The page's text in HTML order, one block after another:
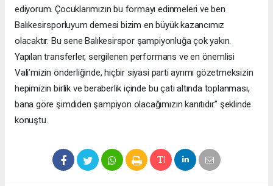
ediyorum. Çocuklarımızın bu formayı edinmeleri ve ben
Balıkesirsporluyum demesi bizim en büyük kazancımız
olacaktır. Bu sene Balıkesirspor şampiyonluğa çok yakın.
Yapılan transferler, sergilenen performans ve en önemlisi
Vali’mizin önderliğinde, hiçbir siyasi parti ayrımı gözetmeksizin
hepimizin birlik ve beraberlik içinde bu çatı altında toplanması,
bana göre şimdiden şampiyon olacağımızın kanıtıdır.” şeklinde
konuştu.